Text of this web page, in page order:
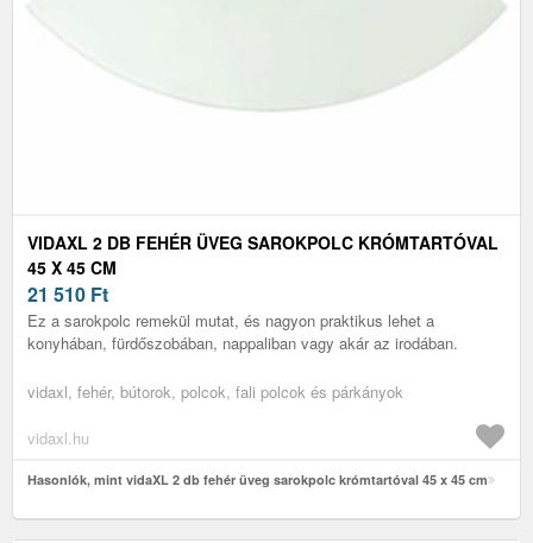
VIDAXL 2 DB FEHÉR ÜVEG SAROKPOLC KRÓMTARTÓVAL
45 X 45 CM
21 510 Ft
Ez a sarokpolc remekül mutat, és nagyon praktikus lehet a
konyhában, fürdőszobában, nappaliban vagy akár az irodában.
vidaxl, fehér, bútorok, polcok, fali polcok és párkányok
vidaxl.hu
Hasonlók, mint vidaXL 2 db fehér üveg sarokpolc krómtartóval 45 x 45 cm